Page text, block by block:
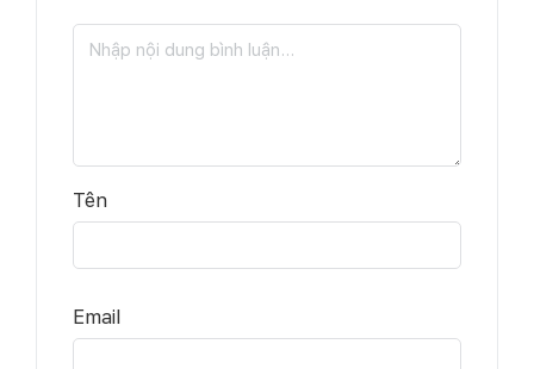
Tên
Email